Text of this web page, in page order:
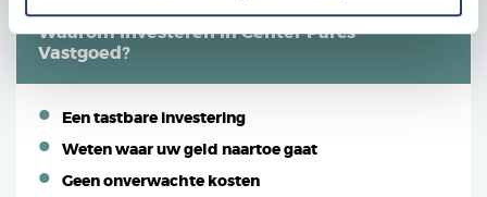
Waarom investeren in Center Parcs
Vastgoed?
Een tastbare investering
Weten waar uw geld naartoe gaat
Geen onverwachte kosten